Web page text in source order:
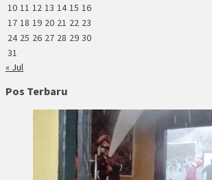
10 11 12 13 14 15 16
17 18 19 20 21 22 23
24 25 26 27 28 29 30
31
« Jul
Pos Terbaru